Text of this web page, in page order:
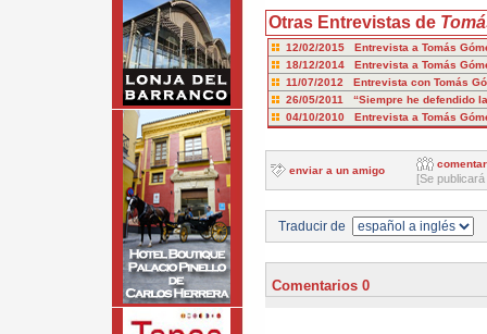
Otras Entrevistas de
12/02/2015 Entrevista a Tomás
18/12/2014 Entrevista a Tomás
11/07/2012 Entrevista con Tomás
26/05/2011 “Siempre he defendido
04/10/2010 Entrevista a Tomás
enviar a un amigo
comentar
[Se
Traducir de
Comentarios 0